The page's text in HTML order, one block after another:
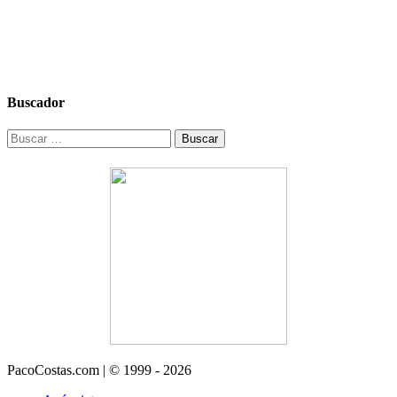
Buscador
Buscar:
PacoCostas.com | © 1999 - 2026